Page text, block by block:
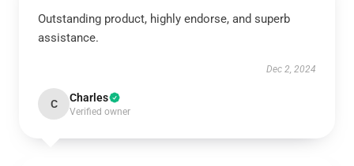
Outstanding product, highly endorse, and superb
assistance.
Dec 2, 2024
C Charles
Verified owner